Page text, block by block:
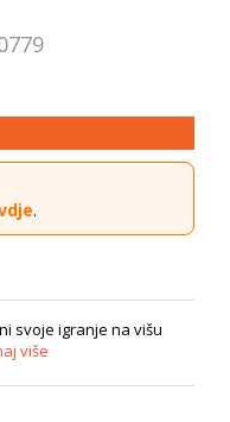
.
svoje igranje na višu
više